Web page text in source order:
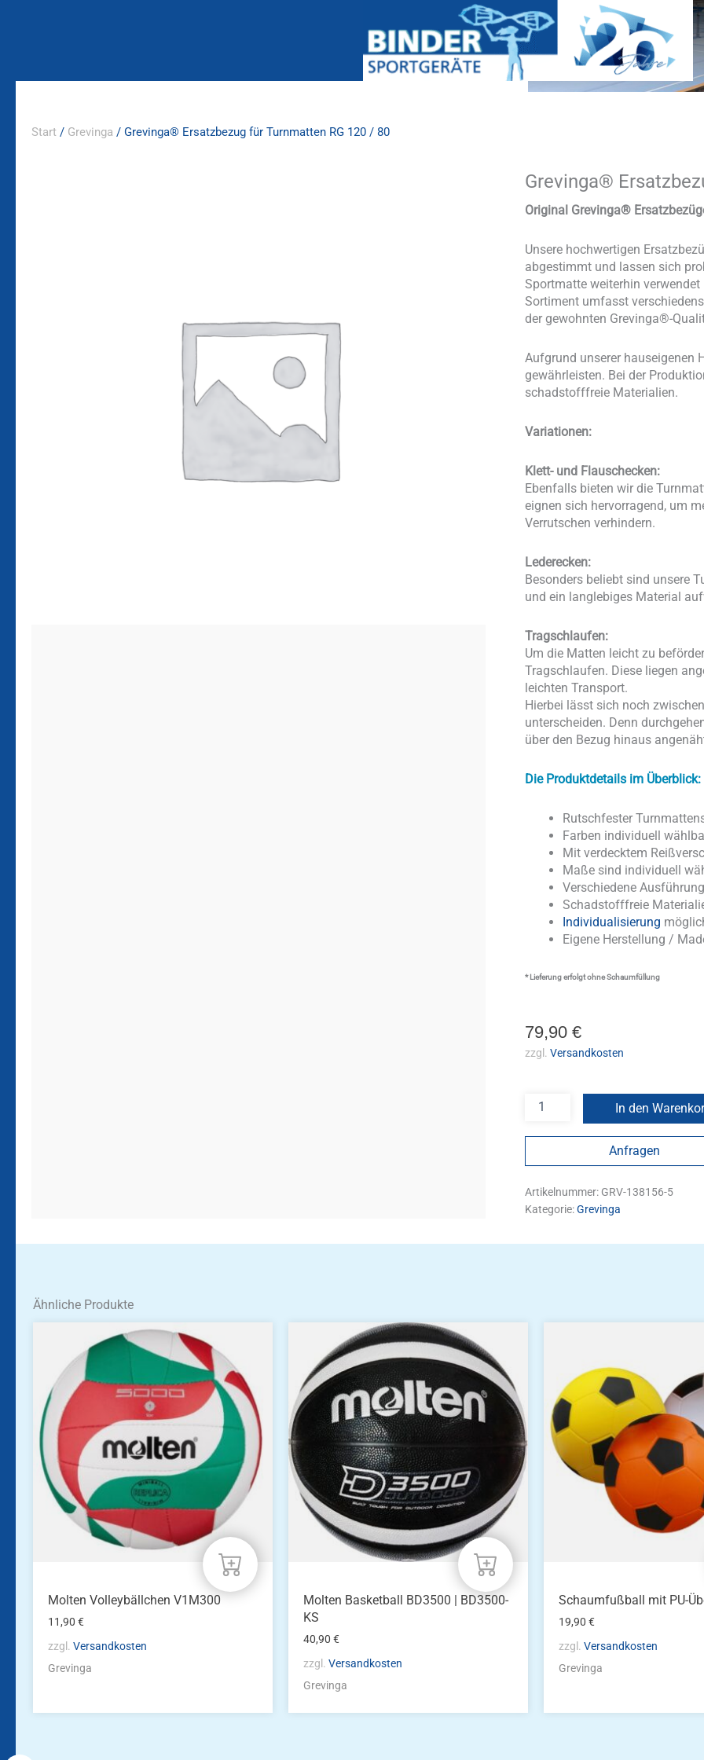
Start / Grevinga / Grevinga® Ersatzbezug für Turnmatten RG 120 / 80
Grevinga®
Original Grevinga®
Unsere hochwertigen
abgestimmt und lassen sich
Sportmatte weiterhin
Sortiment umfasst
der gewohnten Grevinga®-
Aufgrund unserer hauseigenen
gewährleisten. Bei der
schadstofffreie Materialien.
Variationen:
Klett- und Flauschecken:
Ebenfalls bieten wir die
eignen sich hervorragend, um
Verrutschen verhindern.
Lederecken:
Besonders beliebt sind unsere
und ein langlebiges Material
Tragschlaufen:
Um die Matten leicht zu
Tragschlaufen. Diese liegen
leichten Transport.
Hierbei lässt sich noch
unterscheiden. Denn
über den Bezug hinaus
Die Produktdetails im Überblick:
Rutschfester
Farben individuell
Mit verdecktem
Maße sind
Verschiedene
Schadstofffreie
Individualisierung
Eigene Herstellung /
* Lieferung erfolgt ohne Schaumfüllung
79,90 €
zzgl. Versandkosten
Grevinga®
Ersatzbezug
für
120
/
80
Menge
In den
Anfragen
Artikelnummer: GRV-138156-5
Kategorie:Grevinga
Ähnliche Produkte
Molten Volleybällchen V1M300
11,90€
zzgl.Versandkosten
Grevinga
Molten Basketball BD3500 | BD3500-
KS
40,90€
zzgl.Versandkosten
Grevinga
Schaumfußball mit PU-
19,90€
zzgl.Versandkosten
Grevinga